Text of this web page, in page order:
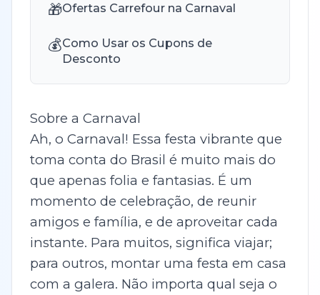
🎁Ofertas Carrefour na Carnaval
💰Como Usar os Cupons de
Desconto
Sobre a Carnaval
Ah, o Carnaval! Essa festa vibrante que
toma conta do Brasil é muito mais do
que apenas folia e fantasias. É um
momento de celebração, de reunir
amigos e família, e de aproveitar cada
instante. Para muitos, significa viajar;
para outros, montar uma festa em casa
com a galera. Não importa qual seja o